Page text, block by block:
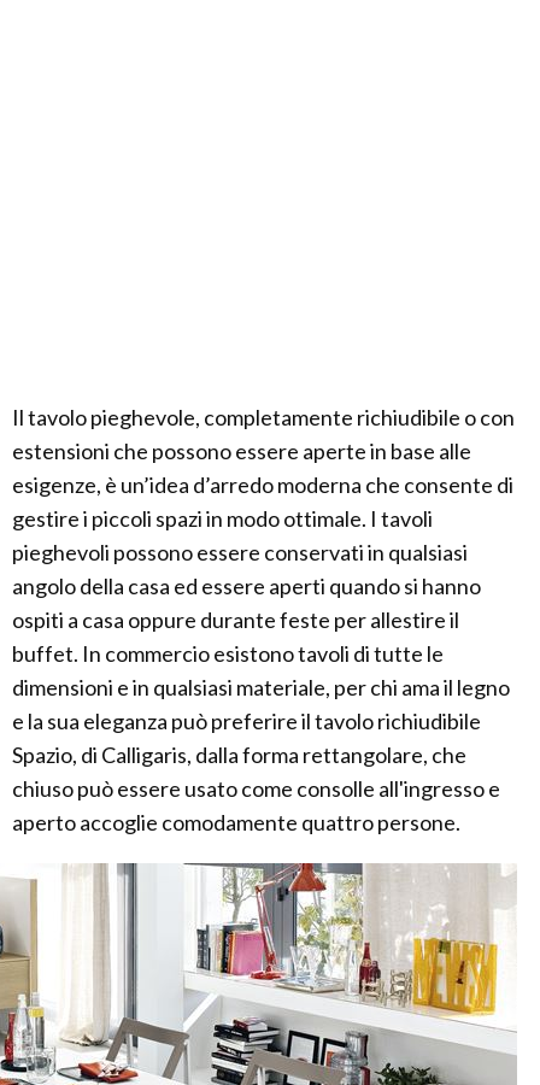
Il tavolo pieghevole, completamente richiudibile o con
estensioni che possono essere aperte in base alle
esigenze, è un’idea d’arredo moderna che consente di
gestire i piccoli spazi in modo ottimale. I tavoli
pieghevoli possono essere conservati in qualsiasi
angolo della casa ed essere aperti quando si hanno
ospiti a casa oppure durante feste per allestire il
buffet. In commercio esistono tavoli di tutte le
dimensioni e in qualsiasi materiale, per chi ama il legno
e la sua eleganza può preferire il tavolo richiudibile
Spazio, di Calligaris, dalla forma rettangolare, che
chiuso può essere usato come consolle all'ingresso e
aperto accoglie comodamente quattro persone.